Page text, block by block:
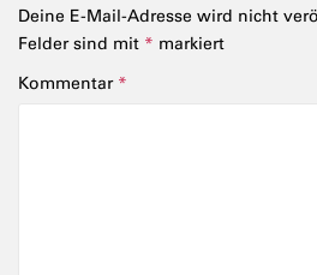
Deine E-Mail-Adresse wird nicht
Felder sind mit * markiert
Kommentar *